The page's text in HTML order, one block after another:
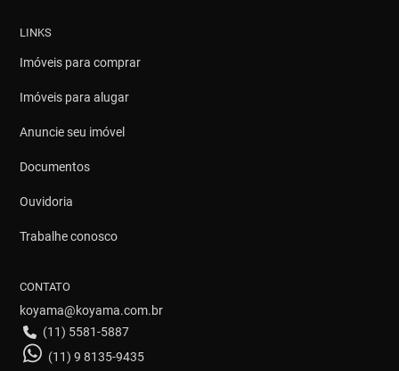
LINKS
Imóveis para comprar
Imóveis para alugar
Anuncie seu imóvel
Documentos
Ouvidoria
Trabalhe conosco
CONTATO
koyama@koyama.com.br
(11) 5581-5887
(11) 9 8135-9435